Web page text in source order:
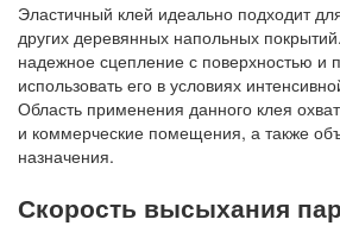
Эластичный клей идеально подходит
других деревянных напольных
надежное сцепление с поверхностью и
использовать его в условиях
Область применения данного клея
и коммерческие помещения, а также
назначения.
Скорость высыхания